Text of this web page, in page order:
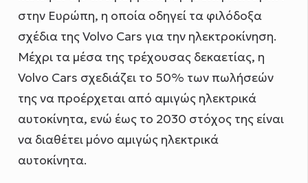
στην Ευρώπη, η οποία οδηγεί τα φιλόδοξα
σχέδια της Volvo Cars για την ηλεκτροκίνηση.
Μέχρι τα μέσα της τρέχουσας δεκαετίας, η
Volvo Cars σχεδιάζει το 50% των πωλήσεών
της να προέρχεται από αμιγώς ηλεκτρικά
αυτοκίνητα, ενώ έως το 2030 στόχος της είναι
να διαθέτει μόνο αμιγώς ηλεκτρικά
αυτοκίνητα.